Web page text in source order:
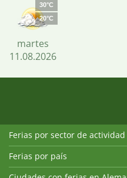
30°C
20°C
martes
11.08.2026
Ferias por sector de actividad
Ferias por país